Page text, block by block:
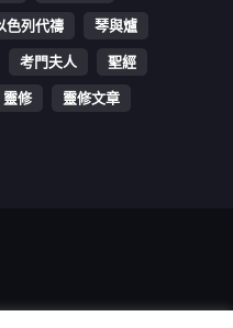
色列代禱
琴與爐
考門夫人
聖經
靈修 靈修文章